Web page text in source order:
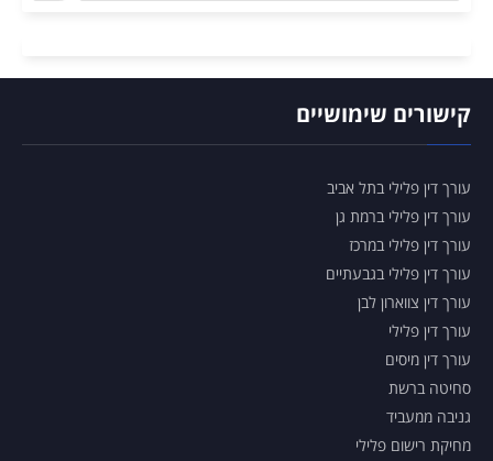
נוחי דנקנר ואיתי שטרום
קישורים שימושיים
עורך דין פלילי בתל אביב
עורך דין פלילי ברמת גן
עורך דין פלילי במרכז
עורך דין פלילי בגבעתיים
עורך דין צווארון לבן
עורך דין פלילי
עורך דין מיסים
סחיטה ברשת
גניבה ממעביד
מחיקת רישום פלילי